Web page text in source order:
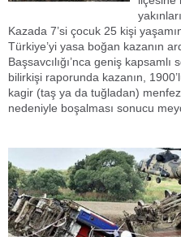
Kazada 7’si çocuk 25 kişi
Türkiye’yi yasa boğan kazanın
Başsavcılığı’nca geniş
bilirkişi raporunda kazanın,
kagir (taş ya da tuğladan)
nedeniyle boşalması sonucu